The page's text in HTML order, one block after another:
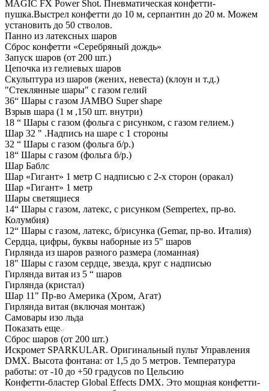
MAGIC FX Power Shot. Пневматическая конфетти-
пушка.Выстрел конфетти до 10 м, серпантин до 20 м. Можем
установить до 50 стволов.
Панно из латексных шаров
Сброс конфетти «Серебряный дождь»
Запуск шаров (от 200 шт.)
Цепочка из гелиевых шаров
Скульптура из шаров (жених, невеста) (клоун и т.д.)
"Стеклянные шары" с газом гелий
36“ Шары с газом JAMBO Super shape
Взрыв шара (1 м ,150 шт. внутри)
18 “ Шары с газом (фольга с рисунком, с газом гелием.)
Шар 32 " .Надпись на шаре с 1 стороны
32 “ Шары с газом (фольга б/р.)
18“ Шары с газом (фольга б/р.)
Шар Баблс
Шар «Гигант» 1 метр С надписью с 2-х сторон (оракал)
Шар «Гигант» 1 метр
Шары светящиеся
14“ Шары с газом, латекс, с рисунком (Sempertex, пр-во.
Колумбия)
12“ Шары с газом, латекс, б/рисунка (Gemar, пр-во. Италия)
Сердца, цифры, буквы наборные из 5" шаров
Гирлянда из шаров разного размера (ломанная)
18" Шары с газом сердце, звезда, круг с надписью
Гирлянда витая из 5 “ шаров
Гирлянда (кристал)
Шар 11" Пр-во Америка (Хром, Агат)
Гирлянда витая (включая монтаж)
Самовары изо льда
Показать еще
Сброс шаров (от 200 шт.)
Искромет SPARKULAR. Оригинальный пульт Управления
DMX. Высота фонтана: от 1,5 до 5 метров. Температура
работы: от -10 до +50 градусов по Цельсию
Конфетти-бластер Global Effects DMX. Это мощная конфетти-